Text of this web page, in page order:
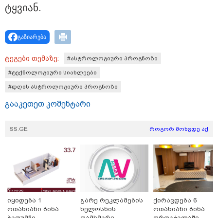
მოლოდინშია
ბრძოლიდან რამდენიმე კვირის
12:08 / 03-08-2026
რა შანსი აქვს ხვიჩა
კვარაცხელიას "ოქროს ბურთის"
მოგების? - L'Équipe-მა ის
ფავორიტად დაასახელა - ვის
ასახელებენ სხვა გამოცემები?
ტყვი­ან.
გაზიარება
ტეგები თემაზე: #ასტროლოგიური პროგნოზი
#ტექნოლოგიური სიახლეები
#დღის ასტროლოგიური პროგნოზი
გააკეთეთ კომენტარი
SS.GE როგორ მოხვდე აქ
იყიდება 1
ოთახიანი ბინა
გარე რეკლამების
ხელოსნის
ქირავდება 6
ოთახიანი ბინა